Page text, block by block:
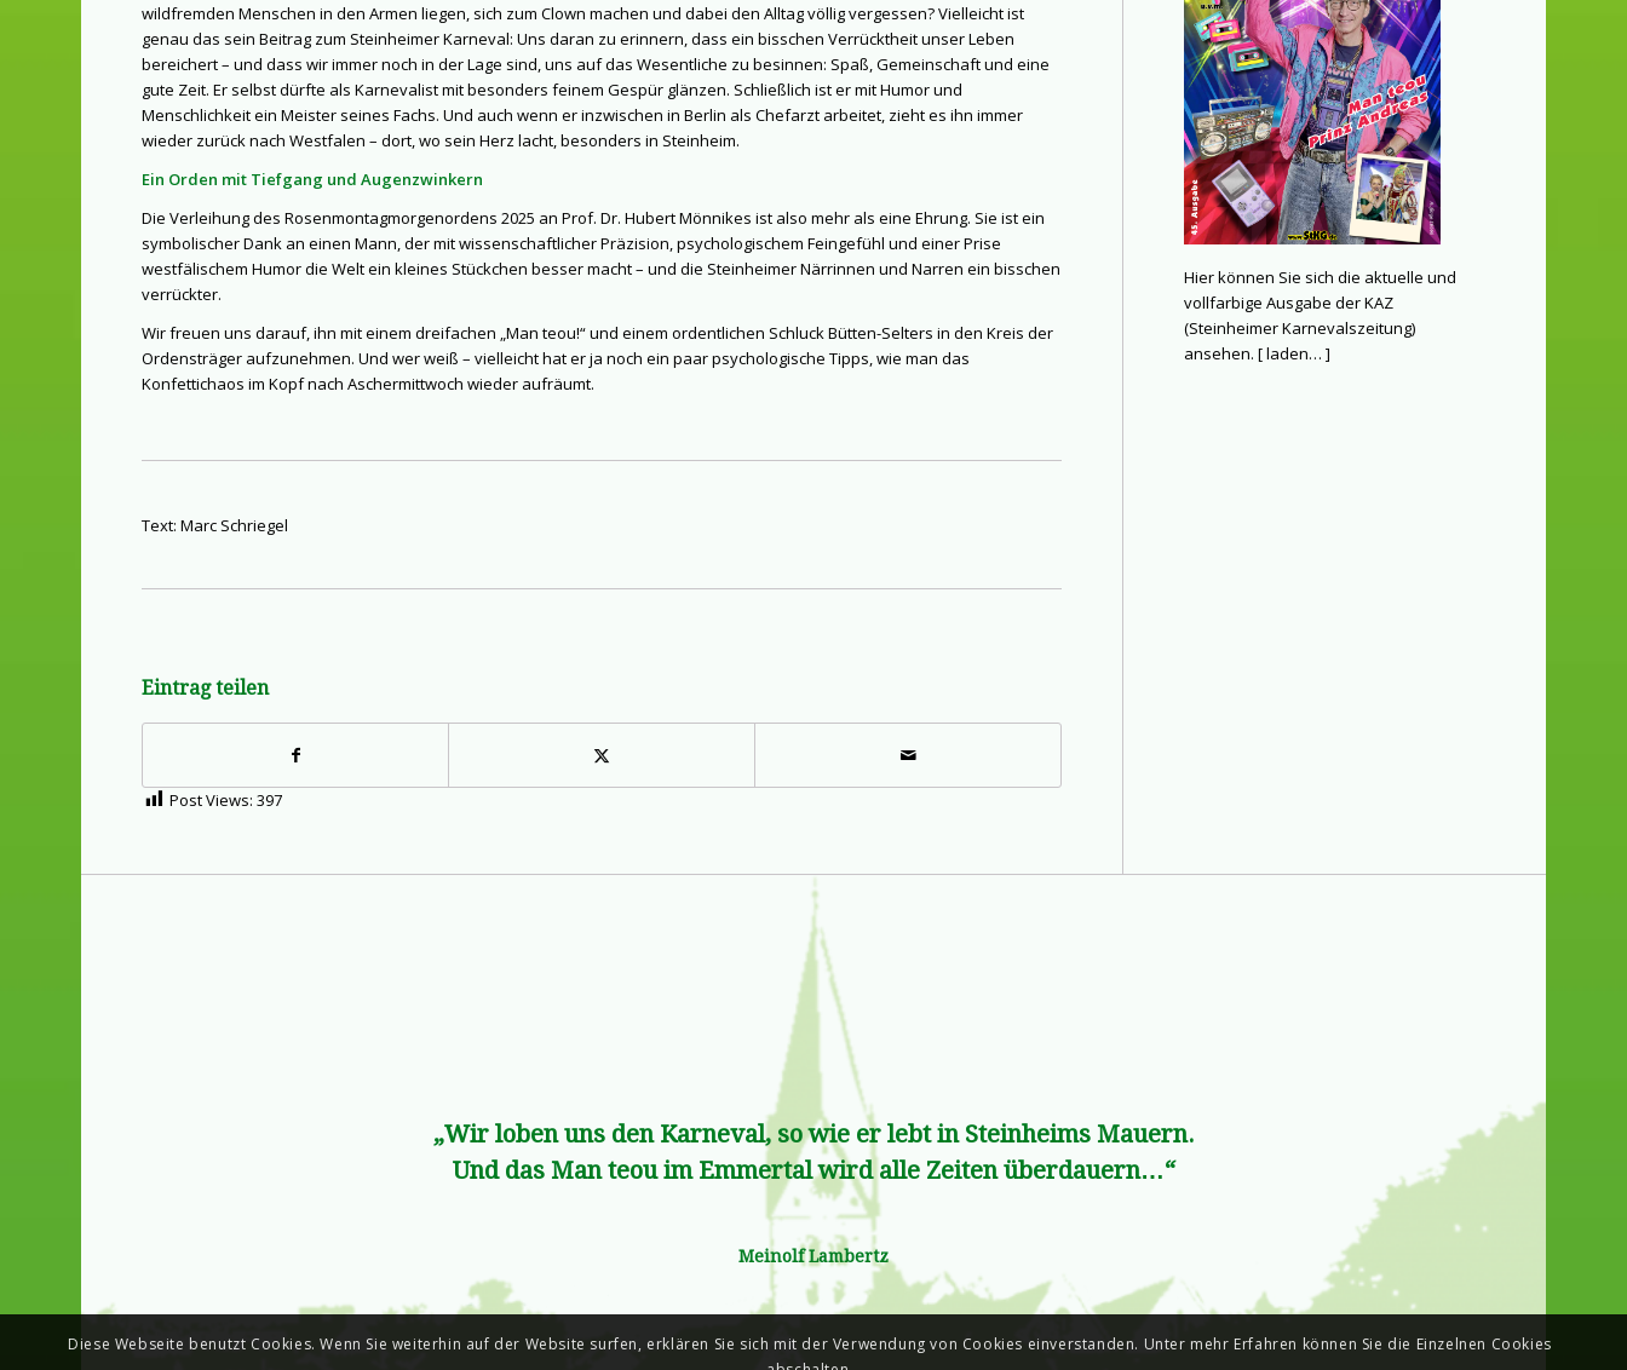
wildfremden Menschen in den Armen liegen, sich zum Clown machen und dabei den Alltag völlig vergessen? Vielleicht ist
genau das sein Beitrag zum Steinheimer Karneval: Uns daran zu erinnern, dass ein bisschen Verrücktheit unser Leben
bereichert – und dass wir immer noch in der Lage sind, uns auf das Wesentliche zu besinnen: Spaß, Gemeinschaft und eine
gute Zeit. Er selbst dürfte als Karnevalist mit besonders feinem Gespür glänzen. Schließlich ist er mit Humor und
Menschlichkeit ein Meister seines Fachs. Und auch wenn er inzwischen in Berlin als Chefarzt arbeitet, zieht es ihn immer
wieder zurück nach Westfalen – dort, wo sein Herz lacht, besonders in Steinheim.
Ein Orden mit Tiefgang und Augenzwinkern
Die Verleihung des Rosenmontagmorgenordens 2025 an Prof. Dr. Hubert Mönnikes ist also mehr als eine Ehrung. Sie ist ein
symbolischer Dank an einen Mann, der mit wissenschaftlicher Präzision, psychologischem Feingefühl und einer Prise
westfälischem Humor die Welt ein kleines Stückchen besser macht – und die Steinheimer Närrinnen und Narren ein bisschen
verrückter.
Wir freuen uns darauf, ihn mit einem dreifachen „Man teou!“ und einem ordentlichen Schluck Bütten-Selters in den Kreis der
Ordensträger aufzunehmen. Und wer weiß – vielleicht hat er ja noch ein paar psychologische Tipps, wie man das
Konfettichaos im Kopf nach Aschermittwoch wieder aufräumt.
Text: Marc Schriegel
Eintrag teilen
Post Views: 397
Hier können Sie sich die aktuelle und
vollfarbige Ausgabe der KAZ
(Steinheimer Karnevalszeitung)
ansehen. [laden… ]
„Wir loben uns den Karneval, so wie er lebt in Steinheims Mauern.
Und das Man teou im Emmertal wird alle Zeiten überdauern…“
Meinolf Lambertz
Diese Webseite benutzt Cookies. Wenn Sie weiterhin auf der Website surfen, erklären Sie sich mit der Verwendung von Cookies einverstanden. Unter mehr Erfahren können Sie die Einzelnen Cookies